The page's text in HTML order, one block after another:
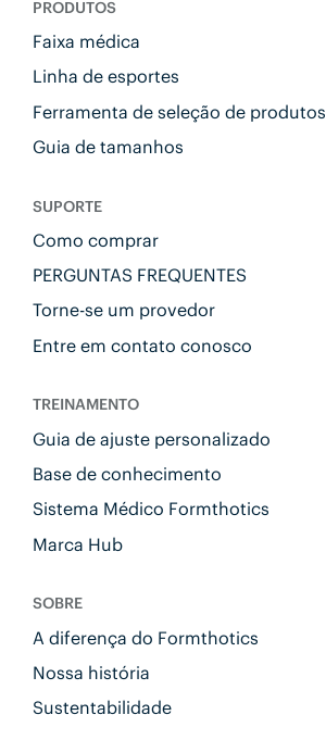
PRODUTOS
Faixa médica
Linha de esportes
Ferramenta de seleção de
Guia de tamanhos
SUPORTE
Como comprar
PERGUNTAS FREQUENTES
Torne-se um provedor
Entre em contato conosco
TREINAMENTO
Guia de ajuste personalizado
Base de conhecimento
Sistema Médico Formthotics
Marca Hub
SOBRE
A diferença do Formthotics
Nossa história
Sustentabilidade